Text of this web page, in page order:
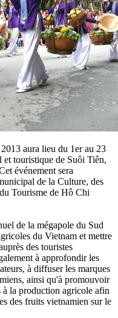
aura lieu du 1er au 23
touristique de Suôi Tiên,
événement sera
de la Culture, des
Tourisme de Hô Chi
de la mégapole du Sud
du Vietnam et mettre
des touristes
à approfondir les
à diffuser les marques
ainsi qu'à promouvoir
à la production agricole afin
des fruits vietnamien sur le